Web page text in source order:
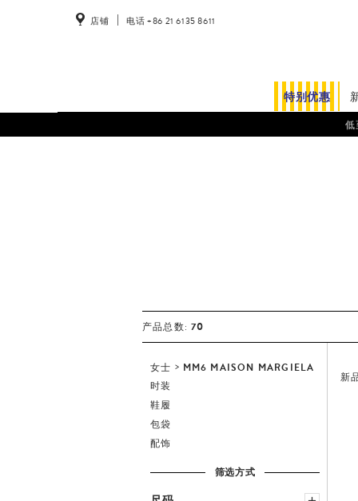
店铺 电话 +86 21 6135 8611
特别优惠
产品总数:70
女士
MM6 MAISON MARGIELA
时装
鞋履
包袋
配饰
筛选方式
新